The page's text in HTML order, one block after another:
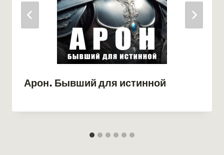
Арон. Бывший для истинной